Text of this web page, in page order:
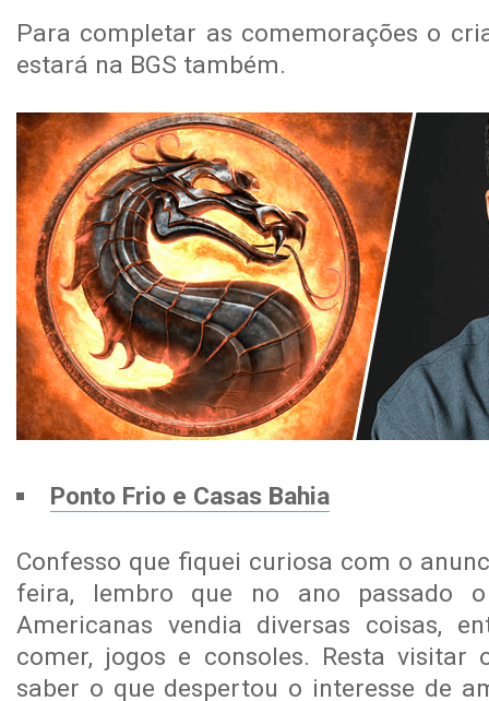
Para completar as comemorações o
estará na BGS também.
Ponto Frio e Casas Bahia
Confesso que fiquei curiosa com o
feira, lembro que no ano passado
Americanas vendia diversas coisas,
comer, jogos e consoles. Resta visitar
saber o que despertou o interesse de